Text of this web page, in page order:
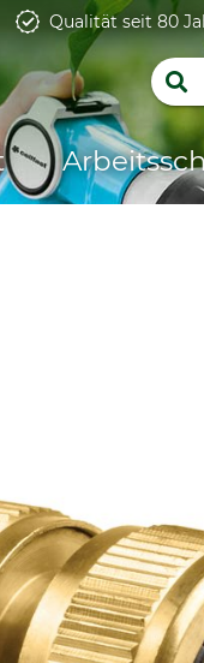
Qualität seit 80